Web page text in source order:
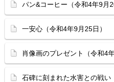
パン&コーヒー（令和4年9月
一安心（令和4年9月25日）
肖像画のプレゼント（令和4
石碑に刻まれた水害との戦い